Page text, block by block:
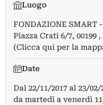
Luogo
FONDAZIONE SMART
Piazza Crati 6/7, 00199
(Clicca qui per la
Date
Dal 22/11/2017 al 23/02/
da martedì a venerdì